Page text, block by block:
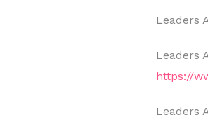
Leaders
Leaders
https://
Leaders